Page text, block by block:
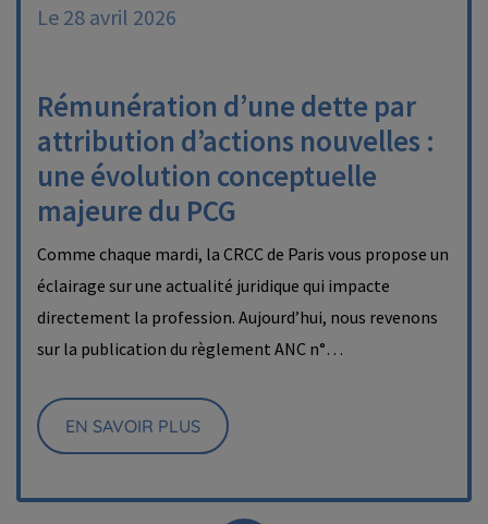
Le 28 avril 2026
Rémunération d’une dette par
attribution d’actions nouvelles :
une évolution conceptuelle
majeure du PCG
Comme chaque mardi, la CRCC de Paris vous propose un
éclairage sur une actualité juridique qui impacte
directement la profession. Aujourd’hui, nous revenons
sur la publication du règlement ANC n°…
EN SAVOIR PLUS